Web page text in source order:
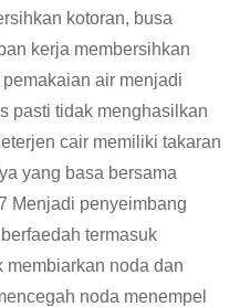
kotoran, busa
kerja membersihkan
air menjadi
pasti tidak menghasilkan
cair memiliki takaran
yang basa bersama
Menjadi penyeimbang
termasuk
membiarkan noda dan
noda menempel